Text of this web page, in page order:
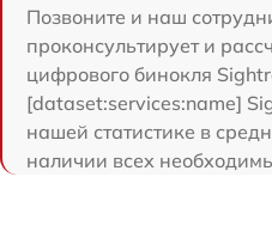
Позвоните и наш
проконсультирует и
цифрового бинокля
[dataset:services:name]
нашей статистике в
наличии всех